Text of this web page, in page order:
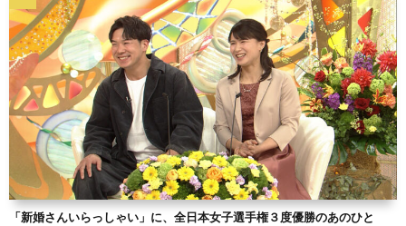
「新婚さんいらっしゃい」に、全日本女子選手権３度優勝のあのひと